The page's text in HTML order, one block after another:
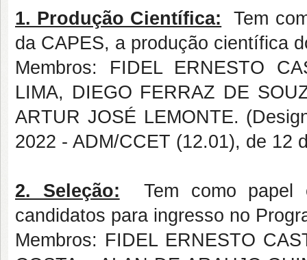
1. Produção Científica: Tem
da CAPES, a produção científica
Membros: FIDEL ERNESTO
LIMA, DIEGO FERRAZ DE
ARTUR JOSÉ LEMONTE.
2022 - ADM/CCET (12.01), de 12
2. Seleção: Tem como papel
candidatos para ingresso no
Membros: FIDEL ERNESTO